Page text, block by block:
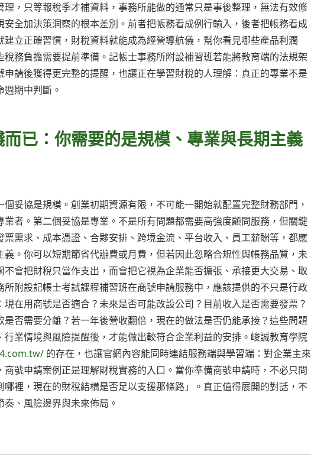
，只等報稅季才補資料，事務所能做的通常只是事後整理，無法有效修
全加決策洞察的根本差別。前者把帳務看成例行輸入，後者把帳務看成
立正確習慣，財稅資料就能成為經營導航儀，幫你看見哪些產品利潤
務負擔需要提前準備。記帳士事務所附設補習班若能將教育端的法規架
請後獲得更完整的提醒，也讓正在學習財稅的人理解：真正的專業不是
期中判斷。
已：你需要的是規模、專業與長期主義
妥協是規模。創業初期資源有限，不可能一開始就配置完整財務部門，
者。第二個妥協是專業。不是所有問題都需要高強度顧問服務，但關鍵
需求、成本憑證、合夥安排、跨境金流、平台收入、員工薪酬等，都應
。你可以短期節省代辦費或月費，但若因此忽略合規性與帳務品質，未
會把財稅只當作支出，而會把它視為企業能否擴張、承接更大交易、取
附設記帳士考試課程補習班在商號申請服務中，應該提供的不只是行政
在用商號是否適合？未來是否可能改設公司？目前收入是否需要發票？
否需要分離？若一年後營收翻倍，現在的做法是否仍能承接？這些問題
業情境與風險提醒後，才能做出較符合企業利益的安排。峻誠教育學院
的存在，也讓官網內容能同時連結服務端與學習端：對企業主來
號申請案例正是理解財稅實務的入口。當你準備商號申請時，不必只問
哪裡，現在的財稅結構是否足以支援那條路」。真正值得展開的對話，不
、風險邊界與未來佈局。